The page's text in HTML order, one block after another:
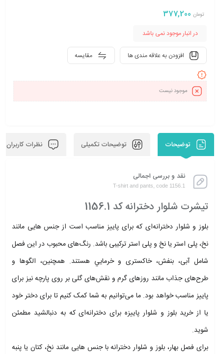
تومان
در انبار موجود نمی باشد
مقایسه افزودن به علاقه مندی ها
موجود نیست
توضیحات توضیحات تکمیلی نظرات کاربران
نقد و بررسی اجمالی
T-shirt and pants, code 1156.1
تیشرت شلوار دخترانه کد 1156.1
بلوز و شلوار دخترانه‌ای که برای پاییز مناسب است از جنس هایی مانند
نخ، پلی استر یا نخ و پلی استر ترکیبی باشد. رنگ‌های محبوب در این فصل
شامل آبی، بنفش، خاکستری و خرمايي هستند. همچنین، الگوها و
طرح‌های جذاب مانند روزهای گرم و نقش‌های گلی بر روی پارچه نیز برای
پاییز مناسب خواهد بود. ما می‌توانیم به شما کمک کنیم تا برای دختر خود
یا از خرید بلوز و شلوار پاییزه برای دخترانه‌ای که به دنبالشید مطمئن
شوید.
برای فصل بهار، بلوز و شلوار دخترانه با جنس هایی مانند نخ، کتان یا پنبه